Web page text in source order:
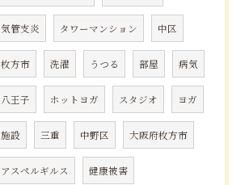
気管支炎 タワーマンション 中区
枚方市 洗濯 うつる 部屋 病気
八王子 ホットヨガ スタジオ ヨガ
施設 三重 中野区 大阪府枚方市
アスペルギルス 健康被害